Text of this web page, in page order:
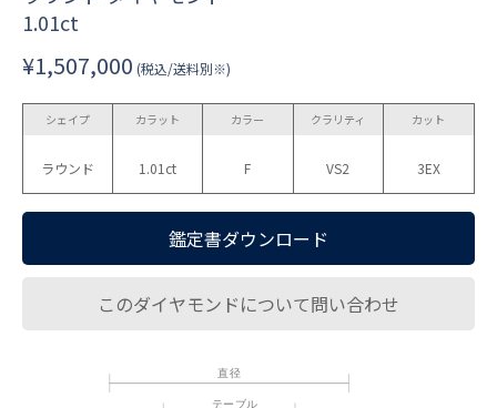
1.01ct
¥1,507,000 (税込/送料別※)
シェイプ
ラウンド
カラット
1.01ct
カラー
F
クラリティ
VS2
カット
3EX
鑑定書ダウンロード
このダイヤモンドについて問い合わせ